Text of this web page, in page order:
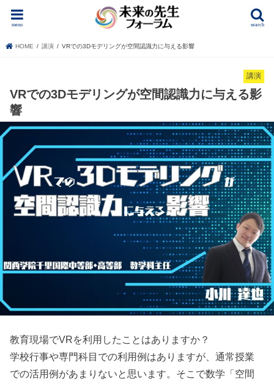
search
menu
HOME 講演 VRでの3Dモデリングが空間認識力に与える影響
講演
VRでの3Dモデリングが空間認識力に与える影
響
教育現場でVRを利用したことはありますか？
学校行事や専門科目での利用例はありますが、通常授業
での活用例があまりないと思います。そこで数学「空間